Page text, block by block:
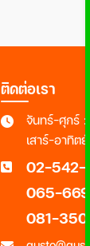
ติดต่อเรา
จันทร์-ศุกร์
เสาร์-อาทิต
02-542-
065-
081-